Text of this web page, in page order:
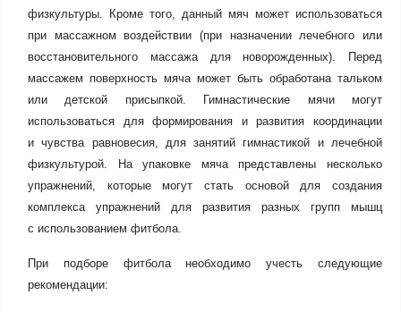
физкультуры. Кроме того, данный мяч может использоваться
при массажном воздействии (при назначении лечебного или
восстановительного массажа для новорожденных). Перед
массажем поверхность мяча может быть обработана тальком
или детской присыпкой. Гимнастические мячи могут
использоваться для формирования и развития координации
и чувства равновесия, для занятий гимнастикой и лечебной
физкультурой. На упаковке мяча представлены несколько
упражнений, которые могут стать основой для создания
комплекса упражнений для развития разных групп мышц
с использованием фитбола.
При подборе фитбола необходимо учесть следующие
рекомендации: